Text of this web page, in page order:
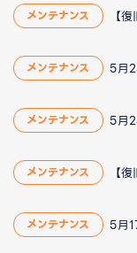
メンテナンス 【
メンテナンス 5月
メンテナンス 5月
メンテナンス 【
メンテナンス 5月